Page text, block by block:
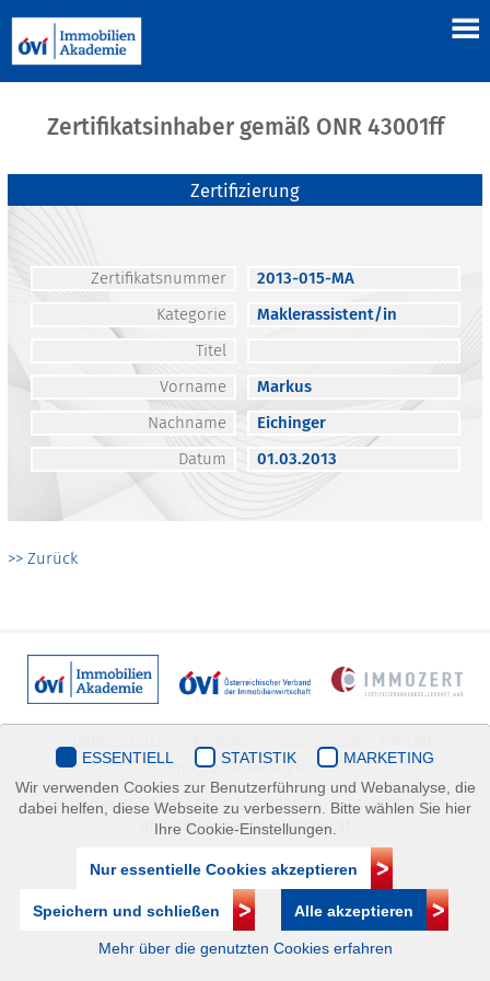
Zertifikatsinhaber gemäß ONR 43001ff
Zertifizierung
Zertifikatsnummer
2013-015-MA
Kategorie
Maklerassistent/in
Titel
Vorname
Markus
Nachname
Eichinger
Datum
01.03.2013
>> Zurück
Immobilienakademie
Mariahilfer Straße 116/2.OG/2 1070 Wien | +43(1)505 32 50 |
immobilienakademie@ovi.at
ESSENTIELL STATISTIK
MARKETING
Wir verwenden Cookies zur Benutzerführung und Webanalyse, die
dabei helfen, diese Webseite zu verbessern. Bitte wählen Sie hier
Ihre Cookie-Einstellungen.
Nur essentielle Cookies akzeptieren
Speichern und schließen Alle akzeptieren
Mehr über die genutzten Cookies erfahren